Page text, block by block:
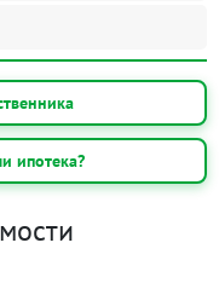
ипотека?